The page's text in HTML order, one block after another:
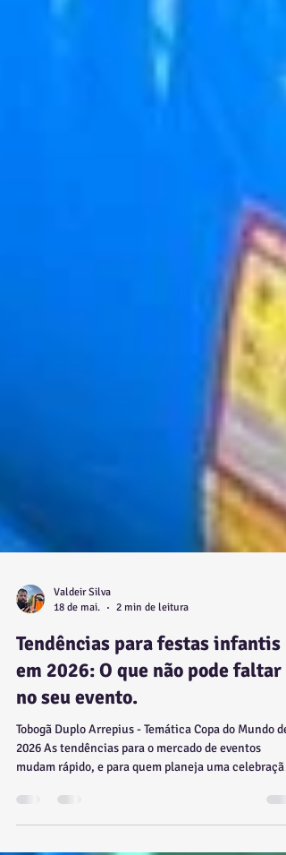
Valdeir Silva
2 min de leitura
Tendências para festas infantis
em 2026: O que não pode faltar
no seu evento.
Tobogã Duplo Arrepius - Temática Copa do Mundo de
2026 As tendências para o mercado de eventos